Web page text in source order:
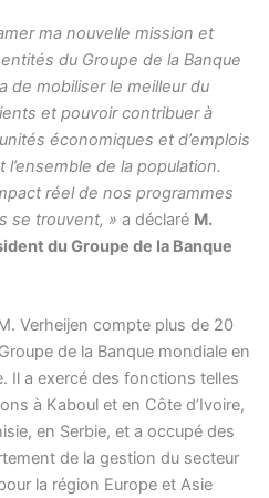
ma nouvelle mission et
du Groupe de la Banque
de mobiliser le meilleur du
et pouvoir contribuer à
économiques et d’emplois
de la population.
réel de nos programmes
se trouvent, » a déclaré M.
du Groupe de la Banque
Verheijen compte plus de 20
de la Banque mondiale en
Il a exercé des fonctions telles
à Kaboul et en Côte d’Ivoire,
en Serbie, et a occupé des
de la gestion du secteur
la région Europe et Asie